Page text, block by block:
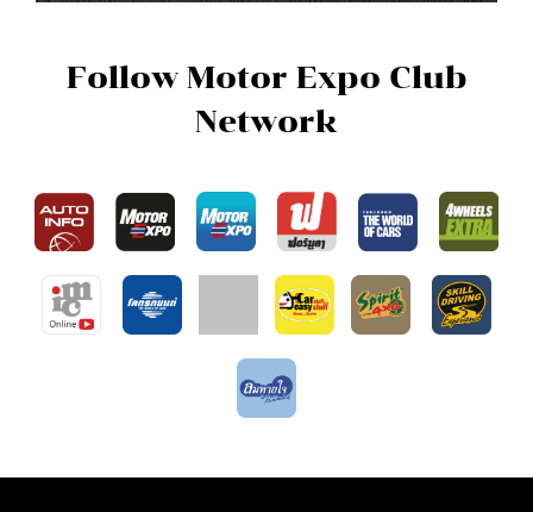
Follow Motor Expo Club
Network